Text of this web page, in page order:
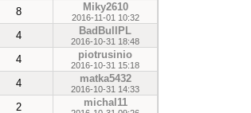
8 Miky2610
2016-11-01 10:32
4 BadBullPL
2016-10-31 18:48
4 piotrusinio
2016-10-31 15:18
4 matka5432
2016-10-31 14:33
2 michal11